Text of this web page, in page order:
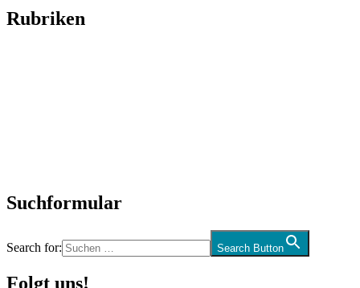
Rubriken
Suchformular
Search for: Search Button
Folgt uns!